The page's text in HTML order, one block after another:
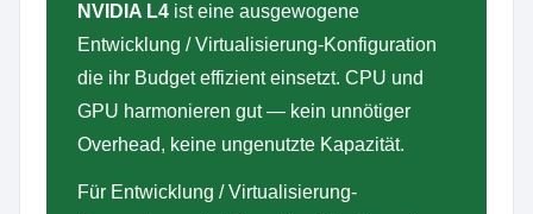
NVIDIA L4 ist eine ausgewogene
Entwicklung / Virtualisierung-Konfiguration
die ihr Budget effizient einsetzt. CPU und
GPU harmonieren gut — kein unnötiger
Overhead, keine ungenutzte Kapazität.
Für Entwicklung / Virtualisierung-